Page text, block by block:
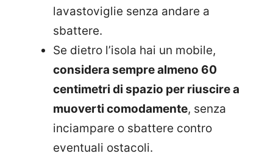
lavastoviglie senza andare a
sbattere.
Se dietro l’isola hai un mobile,
considera sempre almeno 60
centimetri di spazio per riuscire a
muoverti comodamente, senza
inciampare o sbattere contro
eventuali ostacoli.